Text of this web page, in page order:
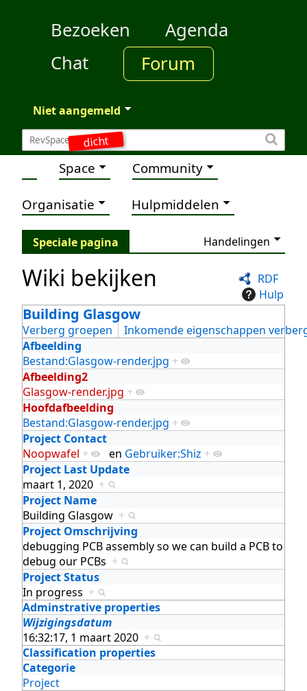
dicht
Bezoeken
Agenda
Chat
Forum
Niet aangemeld
Space Community
Organisatie Hulpmiddelen
Speciale pagina Handelingen
RDF
Hulp
Wiki bekijken
Building Glasgow
Verberg groepen
Inkomende eigenschappen
Afbeelding
Bestand:Glasgow-render.jpg +
Afbeelding2
Glasgow-render.jpg +
Hoofdafbeelding
Bestand:Glasgow-render.jpg +
Project Contact
Noopwafel + en Gebruiker:Shiz +
Project Last Update
maart 1, 2020 +
Project Name
Building Glasgow +
Project Omschrijving
debugging PCB assembly so we can build a PCB to
debug our PCBs +
Project Status
In progress +
Adminstrative properties
Wijzigingsdatum
16:32:17, 1 maart 2020 +
Classification properties
Categorie
Project